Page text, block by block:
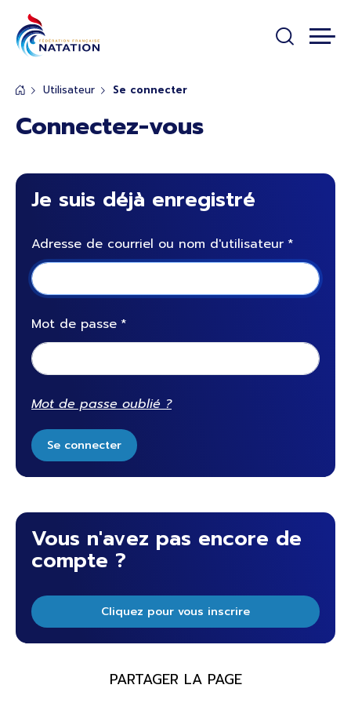
Utilisateur Se connecter
Connectez-vous
Je suis déjà enregistré
Adresse de courriel ou nom d'utilisateur
Mot de passe
Mot de passe oublié ?
Se connecter
Vous n'avez pas encore de
compte ?
Cliquez pour vous inscrire
PARTAGER LA PAGE
Panneau de gestion des cookies